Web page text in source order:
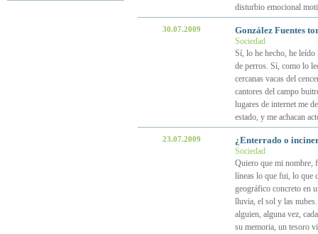
disturbio emocional
30.07.2009 González Fuentes
Sociedad
Sí, lo he hecho, he
de perros. Sí, como lo
cercanas vacas del
cantores del campo
lugares de internet me
estado, y me achacan
23.07.2009 ¿Enterrado o
Sociedad
Quiero que mi nombre,
líneas lo que fui, lo que
geográfico concreto en
lluvia, el sol y las
alguien, alguna vez,
su memoria, un tesoro